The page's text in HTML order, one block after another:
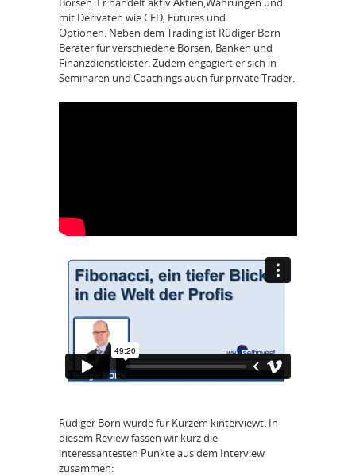
mit Derivaten wie CFD, Futures und
Optionen. Neben dem Trading ist Rüdiger Born
Berater für verschiedene Börsen, Banken und
Finanzdienstleister. Zudem engagiert er sich in
Seminaren und Coachings auch für private Trader.
Rüdiger Born wurde fur Kurzem kinterviewt. In
diesem Review fassen wir kurz die
interessantesten Punkte aus dem Interview
zusammen: